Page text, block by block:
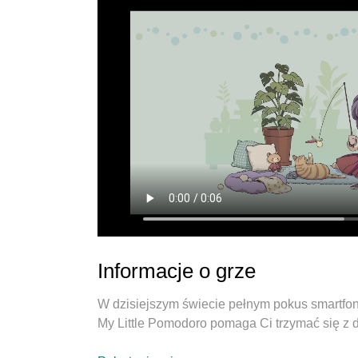
Informacje o grze
W dzisiejszym świecie pełnym pokus
My Little Pomodoro pomaga Ci trzymać się